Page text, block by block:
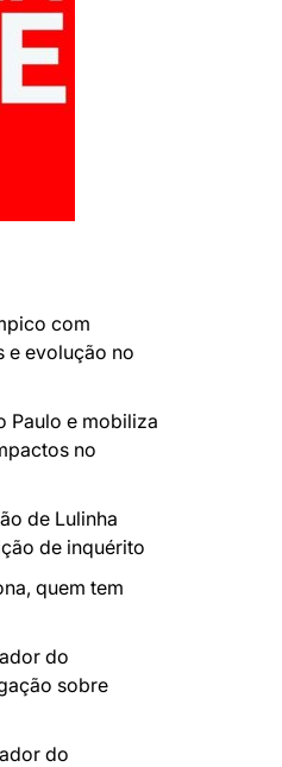
com
e evolução no
Paulo e mobiliza
no
de Lulinha
de inquérito
quem tem
do
sobre
do